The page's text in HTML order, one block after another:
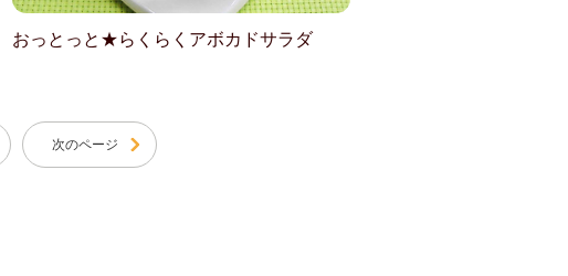
おっとっと★らくらくアボカドサラダ
次のページ